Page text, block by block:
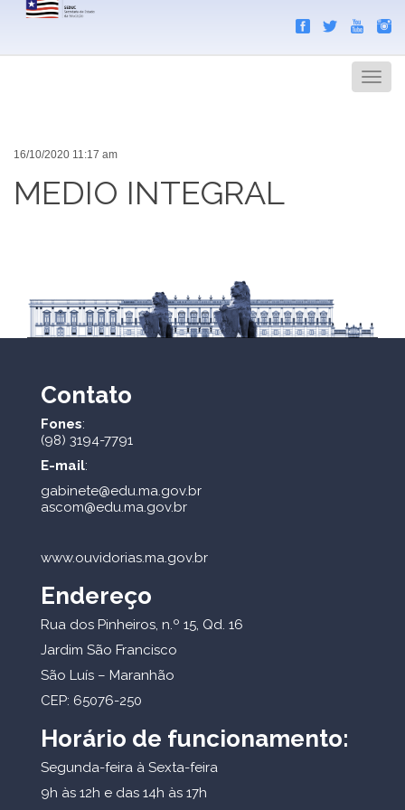
Menu
16/10/2020 11:17 am
MEDIO INTEGRAL
Contato
Fones:
(98) 3194-7791
E-mail:
gabinete@edu.ma.gov.br
ascom@edu.ma.gov.br
www.ouvidorias.ma.gov.br
Endereço
Rua dos Pinheiros, n.º 15, Qd. 16
Jardim São Francisco
São Luís – Maranhão
CEP: 65076-250
Horário de funcionamento:
Segunda-feira à Sexta-feira
9h às 12h e das 14h às 17h